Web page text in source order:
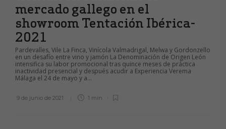
mercado gallego en el
showroom Tentación Ibérica-
2021
Pardevalles, Vile La Finca, Vinícola Valmadrigal, Melwa y Gordonzello
en un desafío entre vino y jamón La Denominación de Origen León
intensifica su labor promocional tras quince meses de práctica
inactividad presencial y después acudir a Experiencia Verema
Málaga el 24 de mayo y a...
9 de junio de 2021 1 min